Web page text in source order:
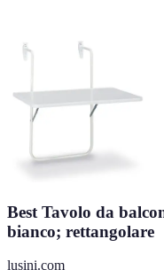
Best Tavolo da
bianco; rettangolare
lusini.com